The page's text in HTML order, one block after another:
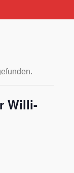
Willi-